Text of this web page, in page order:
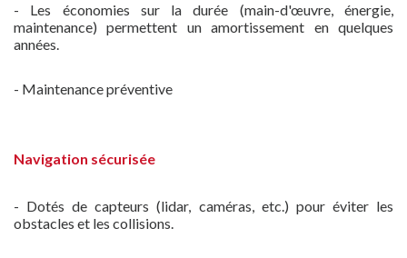
- Les économies sur la durée (main-d'œuvre, énergie,
maintenance) permettent un amortissement en quelques
années.
- Maintenance préventive
Navigation sécurisée
- Dotés de capteurs (lidar, caméras, etc.) pour éviter les
obstacles et les collisions.